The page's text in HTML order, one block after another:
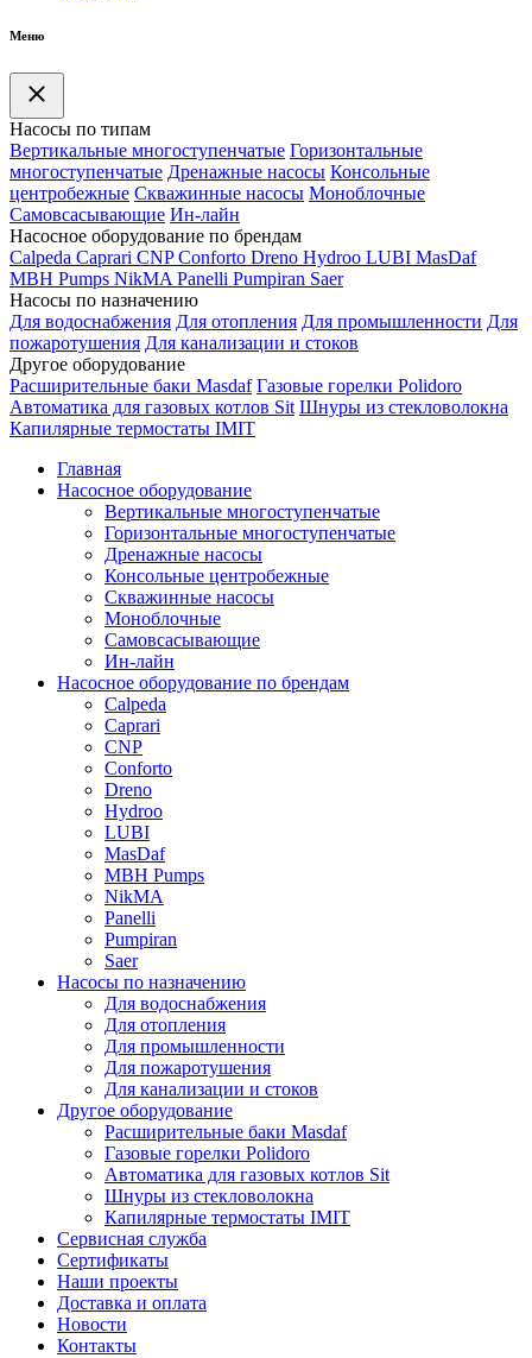
Меню
Насосы по типам
Вертикальные многоступенчатые Горизонтальные
многоступенчатые Дренажные насосы Консольные
центробежные Скважинные насосы Моноблочные
Самовсасывающие Ин-лайн
Насосное оборудование по брендам
Calpeda Caprari CNP Conforto Dreno Hydroo LUBI MasDaf
MBH Pumps NikMA Panelli Pumpiran Saer
Насосы по назначению
Для водоснабжения Для отопления Для промышленности Для
пожаротушения Для канализации и стоков
Другое оборудование
Расширительные баки Masdaf Газовые горелки Polidoro
Автоматика для газовых котлов Sit Шнуры из стекловолокна
Капилярные термостаты IMIT
Главная
Насосное оборудование
Вертикальные многоступенчатые
Горизонтальные многоступенчатые
Дренажные насосы
Консольные центробежные
Скважинные насосы
Моноблочные
Самовсасывающие
Ин-лайн
Насосное оборудование по брендам
Calpeda
Caprari
CNP
Conforto
Dreno
Hydroo
LUBI
MasDaf
MBH Pumps
NikMA
Panelli
Pumpiran
Saer
Насосы по назначению
Для водоснабжения
Для отопления
Для промышленности
Для пожаротушения
Для канализации и стоков
Другое оборудование
Расширительные баки Masdaf
Газовые горелки Polidoro
Автоматика для газовых котлов Sit
Шнуры из стекловолокна
Капилярные термостаты IMIT
Сервисная служба
Сертификаты
Наши проекты
Доставка и оплата
Новости
Контакты